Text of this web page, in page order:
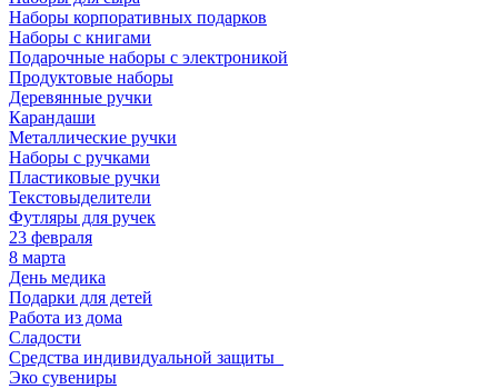
Наборы корпоративных подарков
Наборы с книгами
Подарочные наборы с электроникой
Продуктовые наборы
Деревянные ручки
Карандаши
Металлические ручки
Наборы с ручками
Пластиковые ручки
Текстовыделители
Футляры для ручек
23 февраля
8 марта
День медика
Подарки для детей
Работа из дома
Сладости
Средства индивидуальной защиты_
Эко сувениры